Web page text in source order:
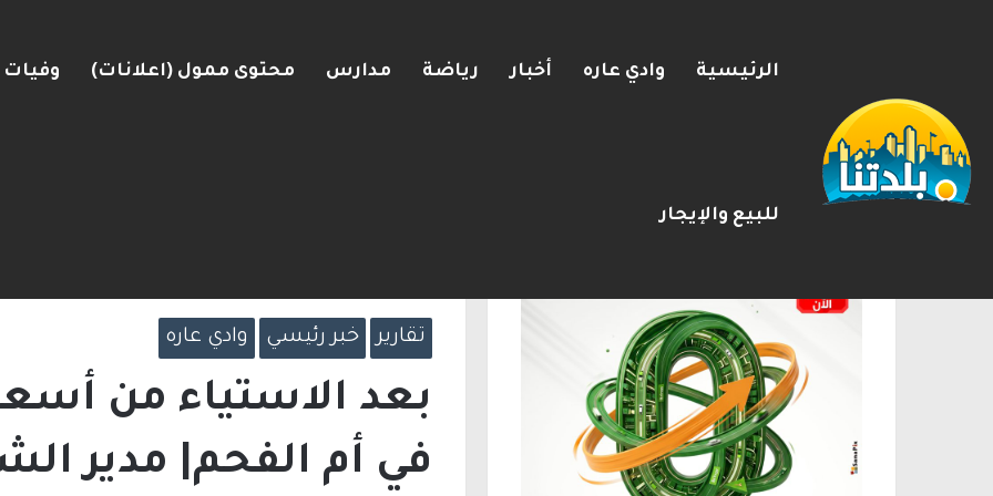
الرئيسية وادي عاره أخبار رياضة مدارس محتوى ممول (اعلانات) وفيات
للبيع والإيجار
تقارير خبر رئيسي وادي عاره
بعد الاستياء من
في أم الفحم| مدير
الإعلانات